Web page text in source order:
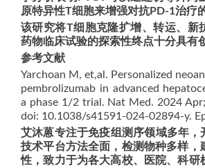
原特异性T细胞来增强对抗PD-1治疗
该研究将T细胞克隆扩增、转运、新
药物临床试验的探索性终点十分具有
参考文献
Yarchoan M, et,al. Personalized
pembrolizumab in advanced
a phase 1/2 trial. Nat Med. 2024
doi: 10.1038/s41591-024-02894-y.
艾沐蒽专注于免疫组测序领域多年，
技术平台方法全面，检测物种多样，
性，致力于为各大高校、医院、科研